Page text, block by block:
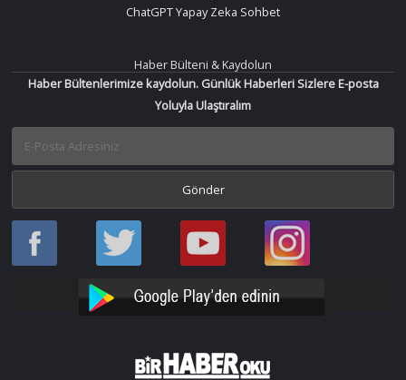
ChatGPT Yapay Zeka Sohbet
Haber Bülteni & Kaydolun
Haber Bültenlerimize kaydolun. Günlük Haberleri Sizlere E-posta
Yoluyla Ulaştıralım
Haber
Oku
Haber
Oku
Bir
Haber
YouTube
Bir
Haber
Instagram